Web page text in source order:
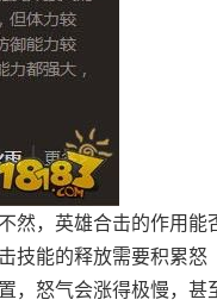
然，英雄合击的作用能
技能的释放需要积累怒
，怒气会涨得极慢，甚